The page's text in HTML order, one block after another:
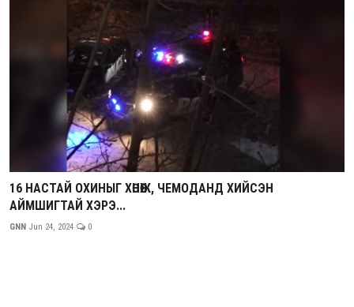
16 НАСТАЙ ОХИНЫГ ХӨНӨӨЖ, ЧЕМОДАНД ХИЙСЭН
АЙМШИГТАЙ ХЭРЭ...
GNN Jun 24, 2024 0